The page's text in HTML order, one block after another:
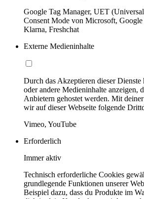
Google Tag Manager, UET
Consent Mode von Microsoft, Google
Klarna, Freshchat
Externe Medieninhalte
Durch das Akzeptieren dieser
oder andere Medieninhalte anzeigen,
Anbietern gehostet werden. Mit
wir auf dieser Webseite folgende
Vimeo, YouTube
Erforderlich
Immer aktiv
Technisch erforderliche Cookies
grundlegende Funktionen unserer
Beispiel dazu, dass du Produkte im